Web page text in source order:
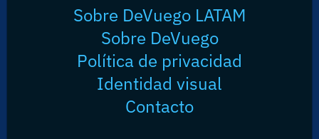
Sobre DeVuego LATAM
Sobre DeVuego
Política de privacidad
Identidad visual
Contacto